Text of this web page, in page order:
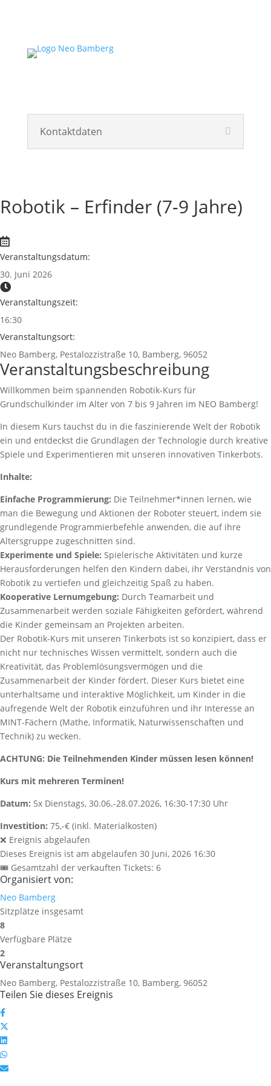
Kontaktdaten
Robotik – Erfinder (7-9 Jahre)
Veranstaltungsdatum:
30. Juni 2026
Veranstaltungszeit:
16:30
Veranstaltungsort:
Neo Bamberg, Pestalozzistraße 10, Bamberg, 96052
Veranstaltungsbeschreibung
Willkommen beim spannenden Robotik-Kurs für
Grundschulkinder im Alter von 7 bis 9 Jahren im NEO Bamberg!
In diesem Kurs tauchst du in die faszinierende Welt der Robotik
ein und entdeckst die Grundlagen der Technologie durch kreative
Spiele und Experimentieren mit unseren innovativen Tinkerbots.
Inhalte:
Einfache Programmierung: Die Teilnehmer*innen lernen, wie
man die Bewegung und Aktionen der Roboter steuert, indem sie
grundlegende Programmierbefehle anwenden, die auf ihre
Altersgruppe zugeschnitten sind.
Experimente und Spiele: Spielerische Aktivitäten und kurze
Herausforderungen helfen den Kindern dabei, ihr Verständnis von
Robotik zu vertiefen und gleichzeitig Spaß zu haben.
Kooperative Lernumgebung: Durch Teamarbeit und
Zusammenarbeit werden soziale Fähigkeiten gefördert, während
die Kinder gemeinsam an Projekten arbeiten.
Der Robotik-Kurs mit unseren Tinkerbots ist so konzipiert, dass er
nicht nur technisches Wissen vermittelt, sondern auch die
Kreativität, das Problemlösungsvermögen und die
Zusammenarbeit der Kinder fördert. Dieser Kurs bietet eine
unterhaltsame und interaktive Möglichkeit, um Kinder in die
aufregende Welt der Robotik einzuführen und ihr Interesse an
MINT-Fächern (Mathe, Informatik, Naturwissenschaften und
Technik) zu wecken.
ACHTUNG: Die Teilnehmenden Kinder müssen lesen können!
Kurs mit mehreren Terminen!
Datum: 5x Dienstags, 30.06.-28.07.2026, 16:30-17:30 Uhr
Investition: 75,-€ (inkl. Materialkosten)
❌ Ereignis abgelaufen
Dieses Ereignis ist am abgelaufen 30 Juni, 2026 16:30
🎟 Gesamtzahl der verkauften Tickets: 6
Organisiert von:
Neo Bamberg
Sitzplätze insgesamt
8
Verfügbare Plätze
2
Veranstaltungsort
Neo Bamberg, Pestalozzistraße 10, Bamberg, 96052
Teilen Sie dieses Ereignis